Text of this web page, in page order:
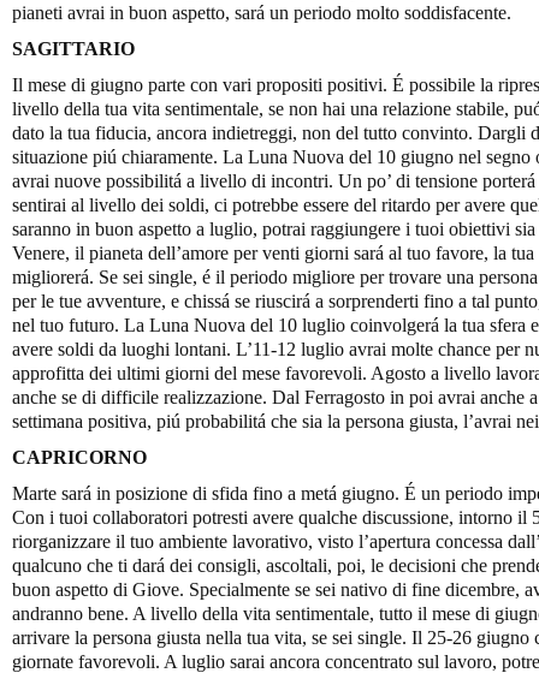
pianeti avrai in buon aspetto, sará un periodo molto soddisfacente.
SAGITTARIO
Il mese di giugno parte con vari propositi positivi. É possibile la
livello della tua vita sentimentale, se non hai una relazione stabile,
dato la tua fiducia, ancora indietreggi, non del tutto convinto. Dargli
situazione piú chiaramente. La Luna Nuova del 10 giugno nel segno
avrai nuove possibilitá a livello di incontri. Un po’ di tensione
sentirai al livello dei soldi, ci potrebbe essere del ritardo per avere
saranno in buon aspetto a luglio, potrai raggiungere i tuoi obiettivi
Venere, il pianeta dell’amore per venti giorni sará al tuo favore, la
migliorerá. Se sei single, é il periodo migliore per trovare una
per le tue avventure, e chissá se riuscirá a sorprenderti fino a tal
nel tuo futuro. La Luna Nuova del 10 luglio coinvolgerá la tua sfera
avere soldi da luoghi lontani. L’11-12 luglio avrai molte chance per
approfitta dei ultimi giorni del mese favorevoli. Agosto a livello
anche se di difficile realizzazione. Dal Ferragosto in poi avrai anche
settimana positiva, piú probabilitá che sia la persona giusta, l’avrai
CAPRICORNO
Marte sará in posizione di sfida fino a metá giugno. É un periodo
Con i tuoi collaboratori potresti avere qualche discussione, intorno il
riorganizzare il tuo ambiente lavorativo, visto l’apertura concessa
qualcuno che ti dará dei consigli, ascoltali, poi, le decisioni che
buon aspetto di Giove. Specialmente se sei nativo di fine dicembre,
andranno bene. A livello della vita sentimentale, tutto il mese di
arrivare la persona giusta nella tua vita, se sei single. Il 25-26 giugno
giornate favorevoli. A luglio sarai ancora concentrato sul lavoro,